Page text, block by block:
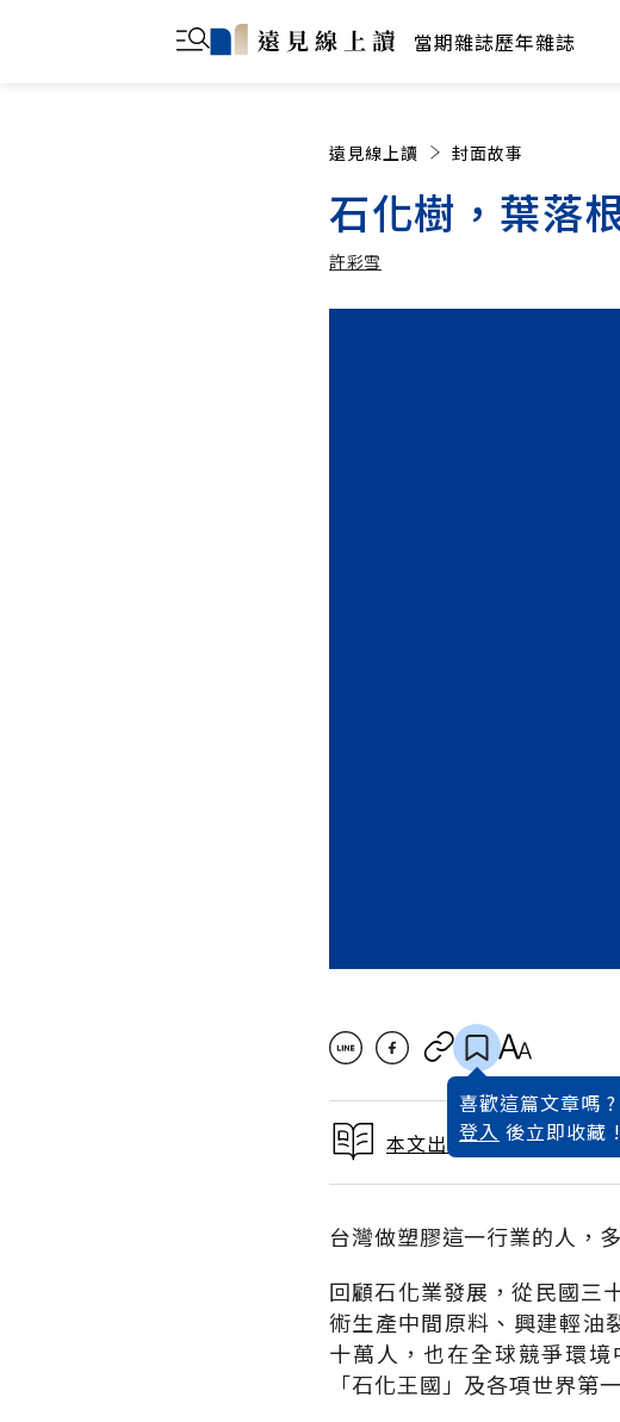
當期雜誌歷年雜誌
遠見線上讀 封面故事
石化樹，葉落
許彩雪
喜歡這篇文章嗎 ?
登入 後立即收藏 !
本文出自 1994 / 9月號雜
台灣做塑膠這一行業的人，
回顧石化業發展，從民國三
術生產中間原料、興建輕油
十萬人，也在全球競爭環
「石化王國」及各項世界第